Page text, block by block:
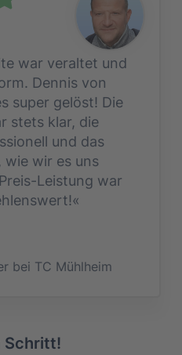
war veraltet und
Dennis von
super gelöst! Die
stets klar, die
und das
wie wir es uns
Leistung war
bei TC Mühlheim
Schritt!